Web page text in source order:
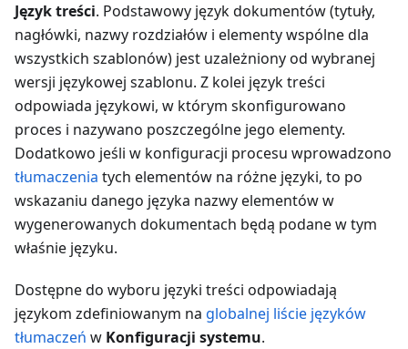
Język treści. Podstawowy język dokumentów (tytuły,
nagłówki, nazwy rozdziałów i elementy wspólne dla
wszystkich szablonów) jest uzależniony od wybranej
wersji językowej szablonu. Z kolei język treści
odpowiada językowi, w którym skonfigurowano
proces i nazywano poszczególne jego elementy.
Dodatkowo jeśli w konfiguracji procesu wprowadzono
tłumaczenia tych elementów na różne języki, to po
wskazaniu danego języka nazwy elementów w
wygenerowanych dokumentach będą podane w tym
właśnie języku.
Dostępne do wyboru języki treści odpowiadają
językom zdefiniowanym na globalnej liście języków
tłumaczeń w Konfiguracji systemu.